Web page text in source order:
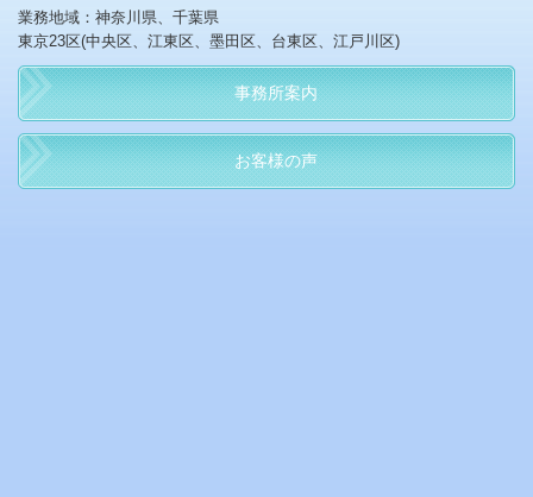
業務地域：神奈川県、千葉県
東京23区(中央区、江東区、墨田区、台東区、江戸川区)
事務所案内
お客様の声